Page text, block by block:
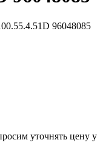
уточнять цену у